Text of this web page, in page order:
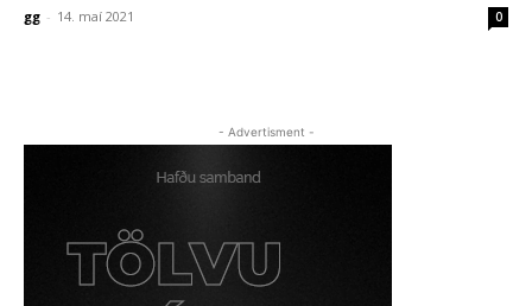
gg - 14. maí 2021 0
- Advertisment -